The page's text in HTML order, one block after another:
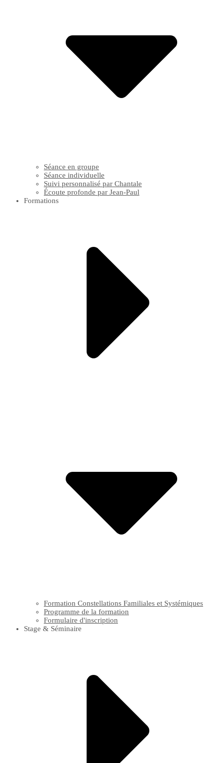
Séance en groupe
Séance individuelle
Suivi personnalisé par Chantale
Écoute profonde par Jean-Paul
Formations
Formation Constellations Familiales et Systémiques
Programme de la formation
Formulaire d'inscription
Stage & Séminaire